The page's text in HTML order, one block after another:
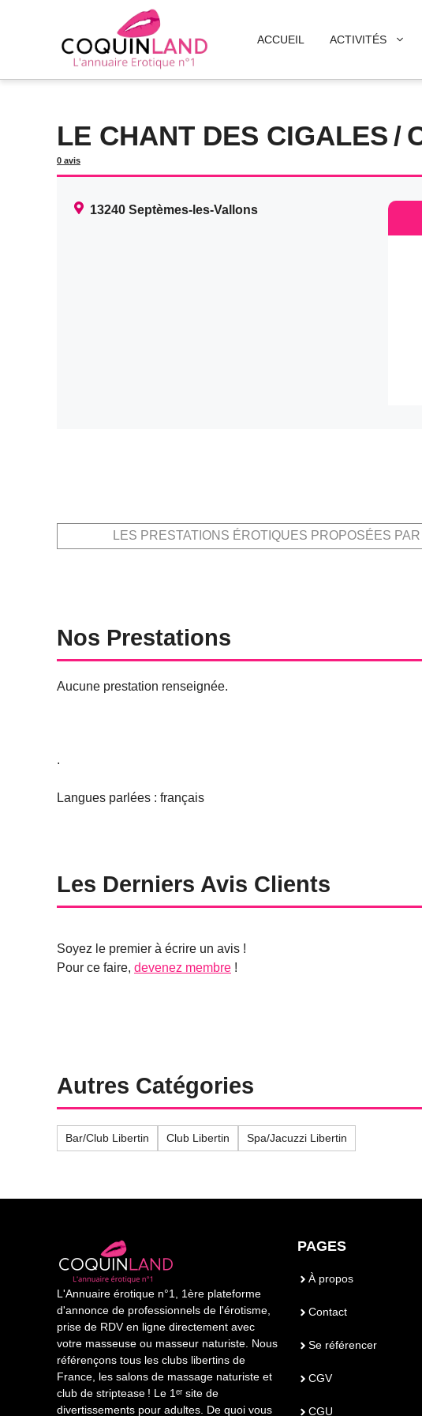
ACCUEIL ACTIVITÉS
LE CHANT DES CIGALES /
0 avis
13240 Septèmes-les-Vallons
LES PRESTATIONS ÉROTIQUES PROPOSÉES
Nos Prestations
Aucune prestation renseignée.
.
Langues parlées : français
Les Derniers Avis Clients
Soyez le premier à écrire un avis !
Pour ce faire, devenez membre !
Autres Catégories
Bar/Club Libertin Club Libertin Spa/Jacuzzi Libertin
L'Annuaire érotique n°1, 1ère plateforme
d'annonce de professionnels de l'érotisme,
prise de RDV en ligne directement avec
votre masseuse ou masseur naturiste. Nous
référençons tous les clubs libertins de
France, les salons de massage naturiste et
club de striptease ! Le 1ᵉʳ site de
divertissements pour adultes. De quoi vous
PAGES
À propos
Contact
Se référencer
CGV
CGU